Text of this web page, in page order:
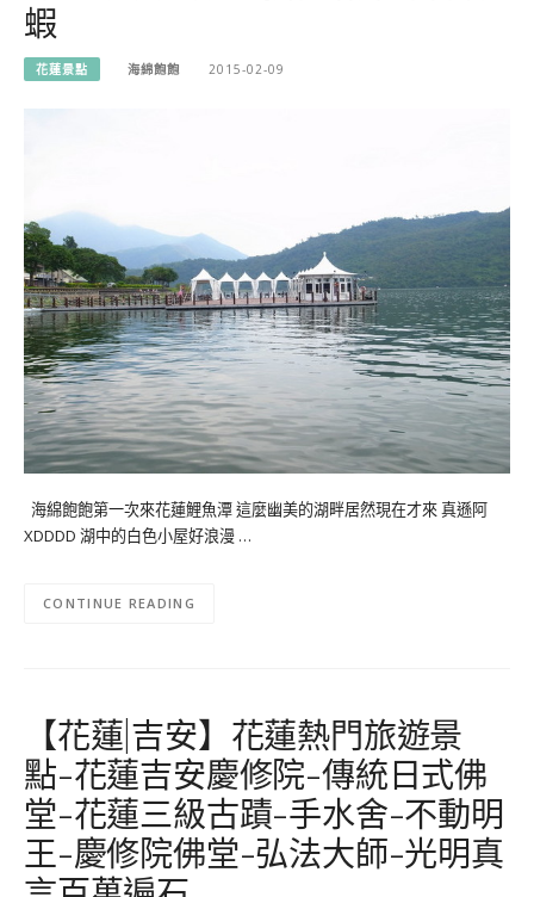
蝦
花蓮景點 海綿飽飽 2015-02-09
海綿飽飽第一次來花蓮鯉魚潭 這麼幽美的湖畔居然現在才來 真遜阿
XDDDD 湖中的白色小屋好浪漫 …
CONTINUE READING
【花蓮|吉安】花蓮熱門旅遊景
點-花蓮吉安慶修院-傳統日式佛
堂-花蓮三級古蹟-手水舍-不動明
王-慶修院佛堂-弘法大師-光明真